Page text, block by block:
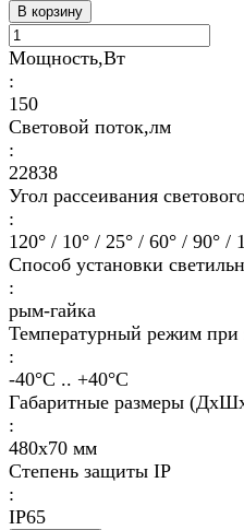
В корзину
Мощность,Вт
:
150
Световой поток,лм
:
22838
Угол рассеивания
:
120° / 10° / 25° / 60° / 90° /
Способ установки
:
рым-гайка
Температурный режим при
:
-40°С .. +40°C
Габаритные размеры
:
480х70 мм
Степень защиты IP
:
IP65